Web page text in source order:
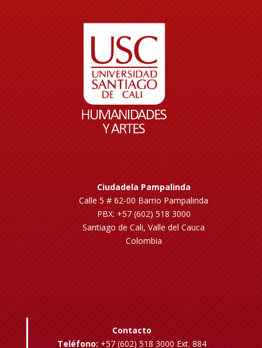
Ciudadela Pampalinda
Calle 5 # 62-00 Barrio Pampalinda
PBX: +57 (602) 518 3000
Santiago de Cali, Valle del Cauca
Colombia
Contacto
Teléfono: +57 (602) 518 3000 Ext. 884